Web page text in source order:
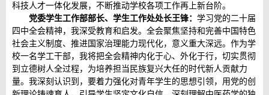
科技人才一体化发展，不断推动学校各项工作再上新台阶。
党委学生工作部部长、学生工作处处长王锋： 学习党的二十届
四中全会精神，我深受教育和启发。全会聚焦坚持和完善中国特色
社会主义制度、推进国家治理能力现代化，意义重大深远。作为学
校一名学工干部，我将把全会精神内化于心、外化于行，切实贯彻
到立德树人全过程，为培养担当民族复兴大任的时代新人贡献力
量。我深刻认识到，要着力强化对青年学生的思想引领，用党的创